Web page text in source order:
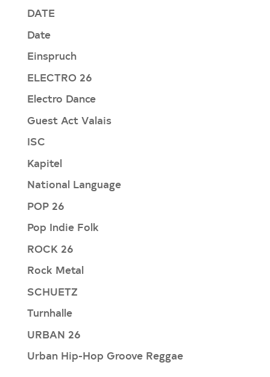
DATE
Date
Einspruch
ELECTRO 26
Electro Dance
Guest Act Valais
ISC
Kapitel
National Language
POP 26
Pop Indie Folk
ROCK 26
Rock Metal
SCHUETZ
Turnhalle
URBAN 26
Urban Hip-Hop Groove Reggae